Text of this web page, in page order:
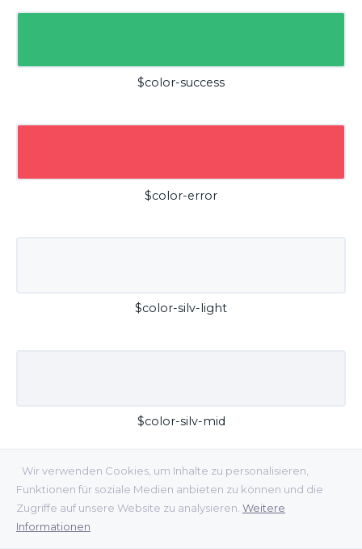
Wir verwenden Cookies, um Inhalte zu personalisieren,
Funktionen für soziale Medien anbieten zu können und die
Zugriffe auf unsere Website zu analysieren. Weitere
Informationen
$color-success
$color-error
$color-silv-light
$color-silv-mid